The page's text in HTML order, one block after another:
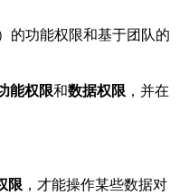
的功能权限和基于团队的
能权限和数据权限 ，并在
限 ，才能操作某些数据对